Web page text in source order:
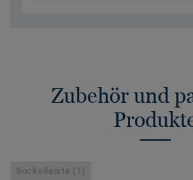
Zubehör und
Sockelleiste (1)